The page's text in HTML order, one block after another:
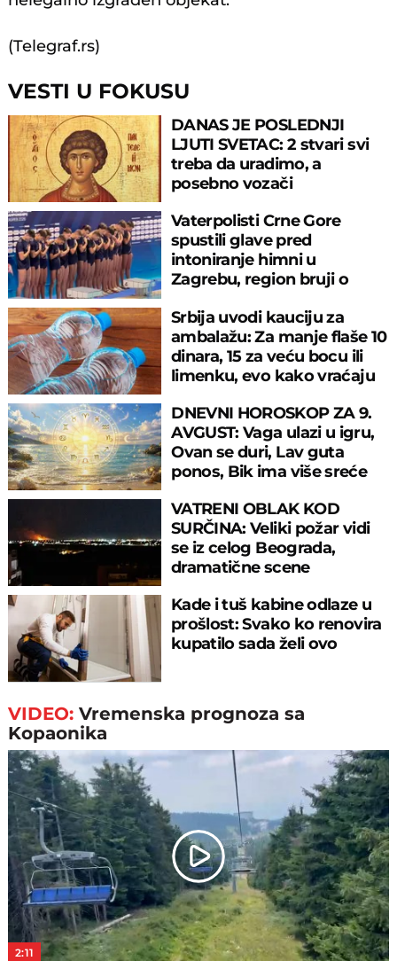
(Telegraf.rs)
VESTI U FOKUSU
DANAS JE POSLEDNJI
LJUTI SVETAC: 2 stvari svi
treba da uradimo, a
posebno vozači
Vaterpolisti Crne Gore
spustili glave pred
intoniranje himni u
Zagrebu, region bruji o
Srbija uvodi kauciju za
ambalažu: Za manje flaše 10
dinara, 15 za veću bocu ili
limenku, evo kako vraćaju
DNEVNI HOROSKOP ZA 9.
AVGUST: Vaga ulazi u igru,
Ovan se duri, Lav guta
ponos, Bik ima više sreće
VATRENI OBLAK KOD
SURČINA: Veliki požar vidi
se iz celog Beograda,
dramatične scene
Kade i tuš kabine odlaze u
prošlost: Svako ko renovira
kupatilo sada želi ovo
VIDEO:Vremenska prognoza sa
Kopaonika
Play
Video
2:11